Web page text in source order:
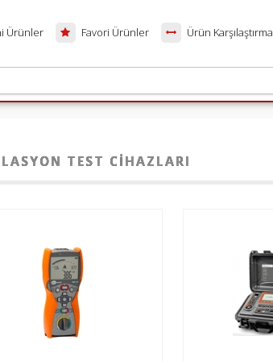
Ürünler Favori Ürünler Ürün Karşılaştırma
TEST CIHAZLARI